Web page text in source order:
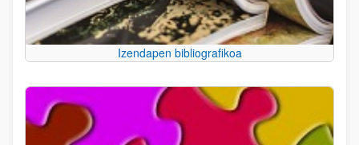
Izendapen bibliografikoa